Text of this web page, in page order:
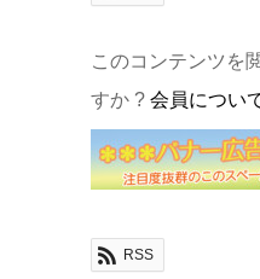
このコンテンツを
すか ? 会員につい
RSS